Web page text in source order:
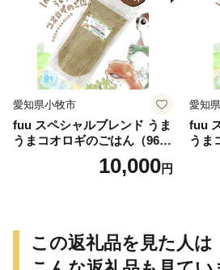
愛知県小牧市
fuu スペシャルブレンド うま
うまコオロギのごはん（960
10,000円
愛知
fuu
うま
この返礼品を見た人は